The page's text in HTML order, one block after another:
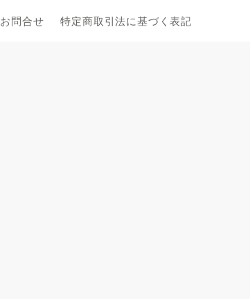
お問合せ 特定商取引法に基づく表記